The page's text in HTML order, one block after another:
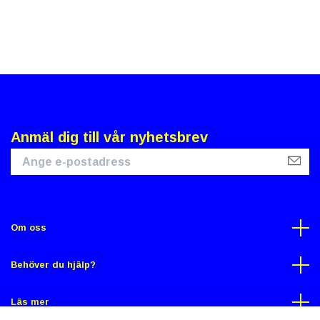
Anmäl dig till vår nyhetsbrev
Om oss
Behöver du hjälp?
Läs mer